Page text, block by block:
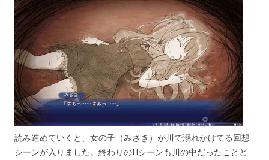
読み進めていくと、女の子（みさき）が川で溺れかけてる回想
シーンが入りました。終わりのHシーンも川の中だったことと